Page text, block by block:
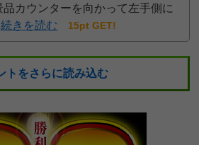
カウンターを向かって左手側に
続きを読む 15pt GET!
トをさらに読み込む